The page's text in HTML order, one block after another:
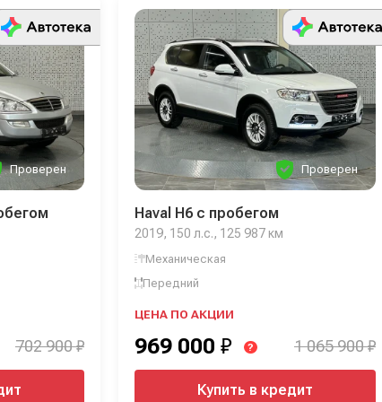
Проверен
702 900 ₽
Проверен
Haval H6 с пробегом
2019, 150 л.с., 125 987 км
Механическая
Передний
ЦЕНА ПО АКЦИИ
969 000 ₽ ? 1 065 900 ₽
Купить в кредит